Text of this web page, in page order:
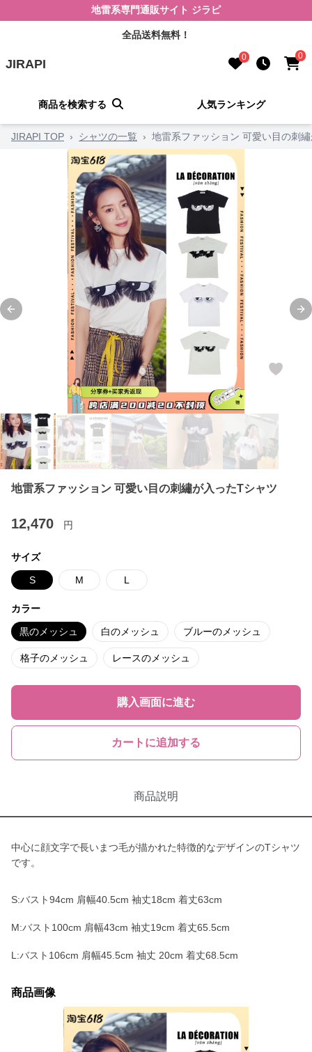
地雷系専門通販サイト ジラピ
全品送料無料！
JIRAPI 0 0
商品を検索する 人気ランキング
JIRAPI TOP › シャツの一覧 › 地雷系ファッション 可愛い目の刺
Previous slide
地雷系ファッション 可愛い目の刺繡が入ったTシャツ
12,470 円
サイズ
S M L
カラー
黒のメッシュ 白のメッシュ ブルーのメッシュ
格子のメッシュ レースのメッシュ
購入画面に進む
カートに追加する
商品説明
中心に顔文字で長いまつ毛が描かれた特徴的なデザインのTシャツ
です。
S:バスト94cm 肩幅40.5cm 袖丈18cm 着丈63cm
M:バスト100cm 肩幅43cm 袖丈19cm 着丈65.5cm
L:バスト106cm 肩幅45.5cm 袖丈 20cm 着丈68.5cm
商品画像